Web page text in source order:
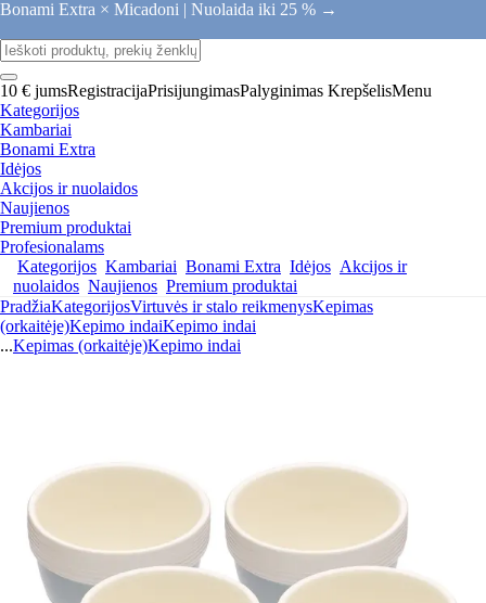
Bonami Extra × Micadoni | Nuolaida iki 25 % →
10 € jumsRegistracijaPrisijungimasPalyginimas KrepšelisMenu
Kategorijos
Kambariai
Bonami Extra
Idėjos
Akcijos ir nuolaidos
Naujienos
Premium produktai
Profesionalams
Kategorijos Kambariai Bonami Extra Idėjos Akcijos ir
nuolaidos Naujienos Premium produktai
PradžiaKategorijosVirtuvės ir stalo reikmenysKepimas
(orkaitėje)Kepimo indaiKepimo indai
...Kepimas (orkaitėje)Kepimo indai